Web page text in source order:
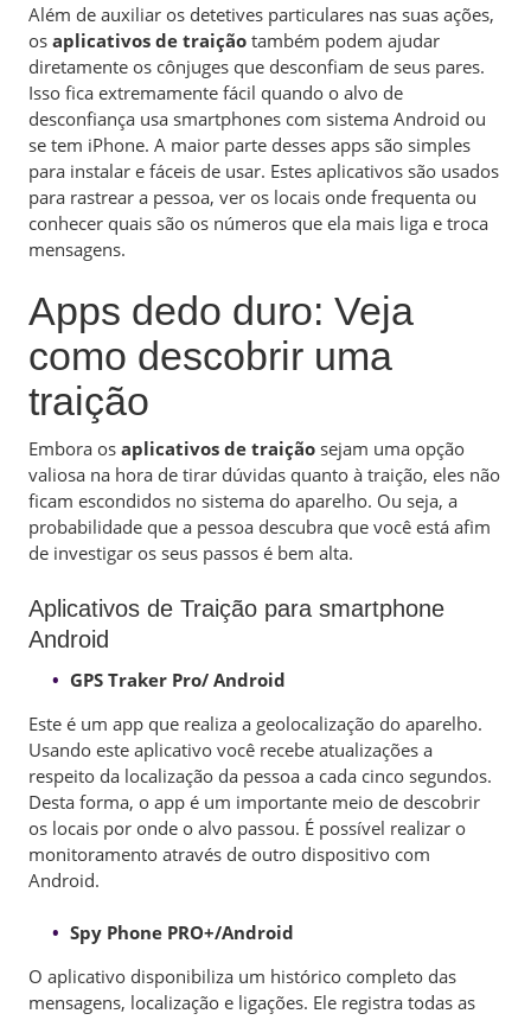
Além de auxiliar os detetives particulares nas suas ações,
os aplicativos de traição também podem ajudar
diretamente os cônjuges que desconfiam de seus pares.
Isso fica extremamente fácil quando o alvo de
desconfiança usa smartphones com sistema Android ou
se tem iPhone. A maior parte desses apps são simples
para instalar e fáceis de usar. Estes aplicativos são usados
para rastrear a pessoa, ver os locais onde frequenta ou
conhecer quais são os números que ela mais liga e troca
mensagens.
Apps dedo duro: Veja
como descobrir uma
traição
Embora os aplicativos de traição sejam uma opção
valiosa na hora de tirar dúvidas quanto à traição, eles não
ficam escondidos no sistema do aparelho. Ou seja, a
probabilidade que a pessoa descubra que você está afim
de investigar os seus passos é bem alta.
Aplicativos de Traição para smartphone
Android
GPS Traker Pro/ Android
Este é um app que realiza a geolocalização do aparelho.
Usando este aplicativo você recebe atualizações a
respeito da localização da pessoa a cada cinco segundos.
Desta forma, o app é um importante meio de descobrir
os locais por onde o alvo passou. É possível realizar o
monitoramento através de outro dispositivo com
Android.
Spy Phone PRO+/Android
O aplicativo disponibiliza um histórico completo das
mensagens, localização e ligações. Ele registra todas as